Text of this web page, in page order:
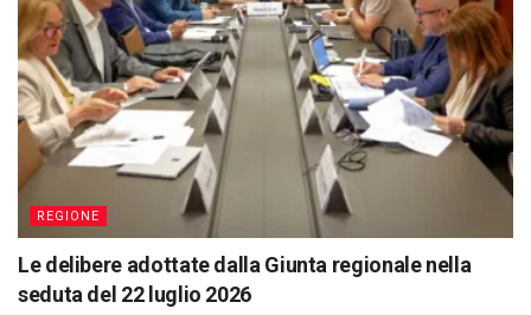
REGIONE
Le delibere adottate dalla Giunta regionale nella
seduta del 22 luglio 2026